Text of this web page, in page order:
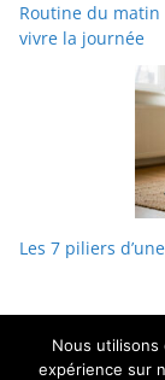
Routine du
vivre la journée
Les 7 piliers
Nous utilisons
expérience sur